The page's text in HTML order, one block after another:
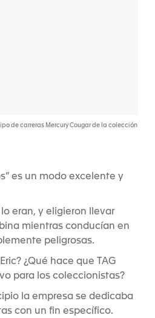
de carreras Mercury Cougar de la colección
es un modo excelente y
eran, y eligieron llevar
mientras conducían en
peligrosas.
¿Qué hace que TAG
para los coleccionistas?
la empresa se dedicaba
con un fin específico.